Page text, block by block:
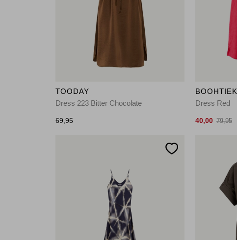
TOODAY
Dress 223 Bitter Chocolate
69,95
BOOHTIEK
Dress Red
40,00 79,95